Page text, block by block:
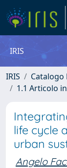
IRIS
IRIS Catalogo
1.1 Articolo
life cycle
urban
Angelo